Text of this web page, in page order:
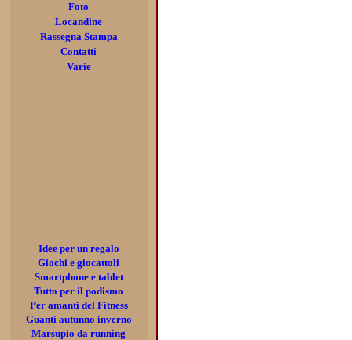
Foto
Locandine
Rassegna Stampa
Contatti
Varie
Idee per un regalo
Giochi e giocattoli
Smartphone e tablet
Tutto per il podismo
Per amanti del Fitness
Guanti autunno inverno
Marsupio da running